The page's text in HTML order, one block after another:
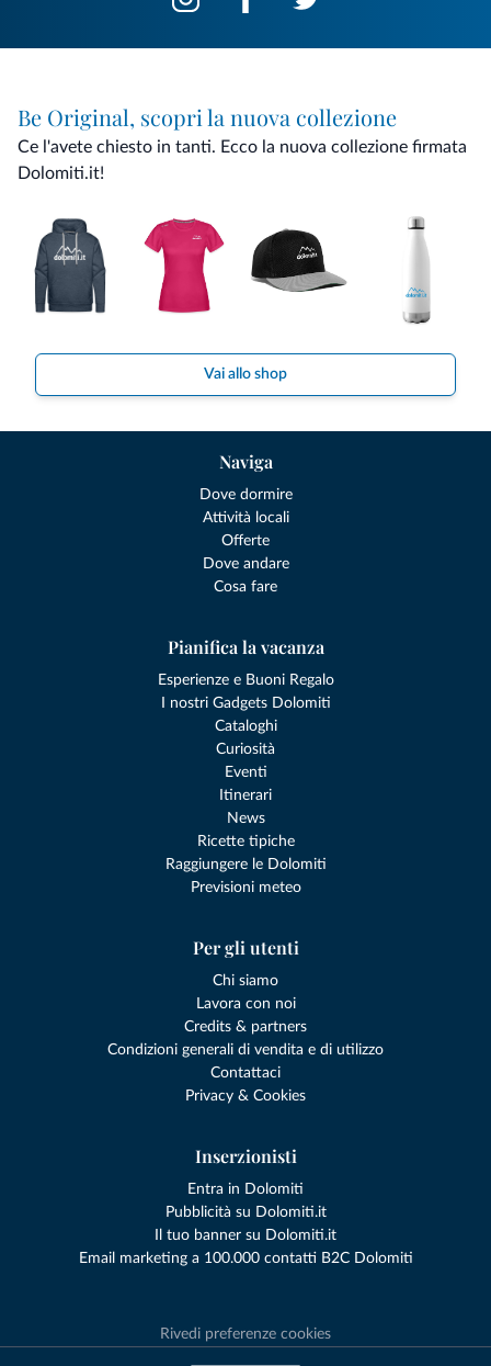
Be Original, scopri la nuova collezione
Ce l'avete chiesto in tanti. Ecco la nuova collezione firmata
Dolomiti.it!
Vai allo shop
Naviga
Dove dormire
Attività locali
Offerte
Dove andare
Cosa fare
Pianifica la vacanza
Esperienze e Buoni Regalo
I nostri Gadgets Dolomiti
Cataloghi
Curiosità
Eventi
Itinerari
News
Ricette tipiche
Raggiungere le Dolomiti
Previsioni meteo
Per gli utenti
Chi siamo
Lavora con noi
Credits & partners
Condizioni generali di vendita e di utilizzo
Contattaci
Privacy & Cookies
Inserzionisti
Entra in Dolomiti
Pubblicità su Dolomiti.it
Il tuo banner su Dolomiti.it
Email marketing a 100.000 contatti B2C Dolomiti
Rivedi preferenze cookies